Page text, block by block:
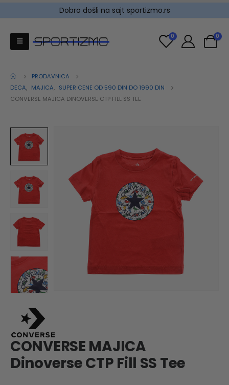
Dobro došli na sajt sportizmo.rs
0 0
PRODAVNICA
DECA, MAJICA, SUPER CENE OD 590 DIN DO 1990 DIN
CONVERSE MAJICA DINOVERSE CTP FILL SS TEE
CONVERSE MAJICA
Dinoverse CTP Fill SS Tee